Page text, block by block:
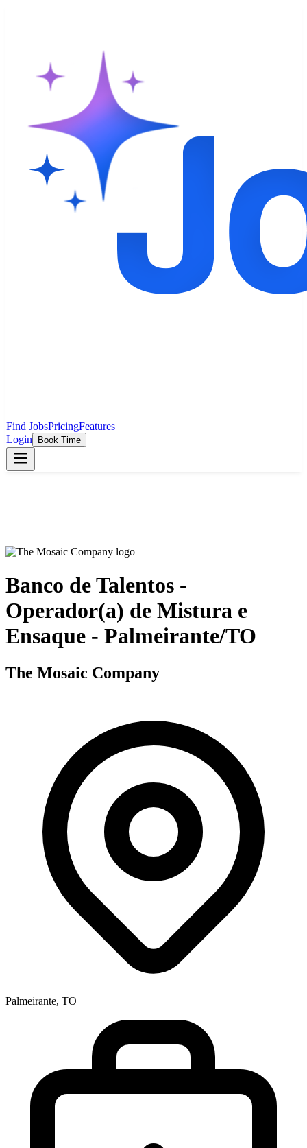
Find JobsPricingFeatures
Login
Book Time
Banco de Talentos -
Operador(a) de Mistura e
Ensaque - Palmeirante/TO
The Mosaic Company
Palmeirante, TO